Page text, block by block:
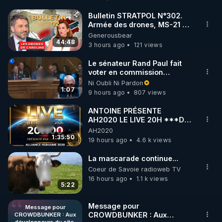
🌱 INSTAGRAM
https://www.instagram.com/rdlr_thierrycasasnovas/
http://rgnr.li/instagram
🌱 LA NEWSLETTER
Pour ne pas rater l’actualité RGNR (stages,
http://rgnr.li/news
🌱 VIDÉOS NON CENSURÉES SUR ODYSEE
Toutes les vidéos Youtube sont aussi sur la
http://rgnr.li/odysee
🌱 LES STAGES EN PRÉSENTIEL
44:48
Bulletin STRATPOL N°302.
Armée des drones, MS-21 en
série, missiles coréens.
07.08.2026.
Generousbear
3 hours ago
121 views
1:07
Le sénateur Rand Paul fait
voter en commission
l'outrage au Congrès contre
Anthony Fauci
Ni Oubli Ni Pardon
9 hours ago
807 views
1:35:50
ANTOINE PRÉSENTE
AH2020 LE LIVE 20H ***DU
06/08/2026***
AH2020
19 hours ago
4.6 k views
5:22
La mascarade continue...
Coeur de Savoie radioweb TV
16 hours ago
1.1 k views
Message pour
CROWDBUNKER : Aux
Message pour
CROWDBUNKER : Aux